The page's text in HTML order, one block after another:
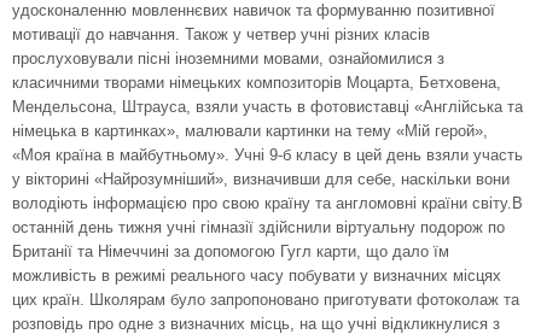
удосконаленню мовленнєвих навичок та формуванню позитивної
мотивації до навчання. Також у четвер учні різних класів
прослуховували пісні іноземними мовами, ознайомилися з
класичними творами німецьких композиторів Моцарта, Бетховена,
Мендельсона, Штрауса, взяли участь в фотовиставці «Англійська та
німецька в картинках», малювали картинки на тему «Мій герой»,
«Моя країна в майбутньому». Учні 9-б класу в цей день взяли участь
у вікторині «Найрозумніший», визначивши для себе, наскільки вони
володіють інформацією про свою країну та англомовні країни світу.В
останній день тижня учні гімназії здійснили віртуальну подорож по
Британії та Німеччині за допомогою Гугл карти, що дало їм
можливість в режимі реального часу побувати у визначних місцях
цих країн. Школярам було запропоновано приготувати фотоколаж та
розповідь про одне з визначних місць, на що учні відкликнулися з